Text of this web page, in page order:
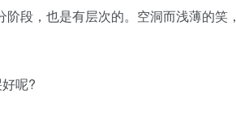
段，也是有层次的。空洞而浅薄的笑，
呢?